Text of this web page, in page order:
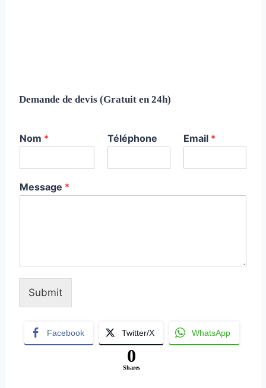
Demande de devis (Gratuit en 24h)
Nom * Téléphone Email *
Message *
Submit
e
Facebook Twitter/X WhatsApp
0
Shares